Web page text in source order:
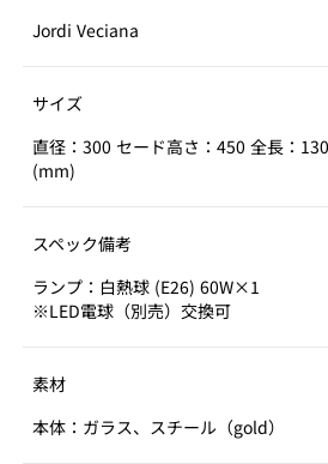
Jordi Veciana
サイズ
直径：300 セード高さ：450 全長：
(mm)
スペック備考
ランプ：白熱球 (E26) 60W×1
※LED電球（別売）交換可
素材
本体：ガラス、スチール（gold）